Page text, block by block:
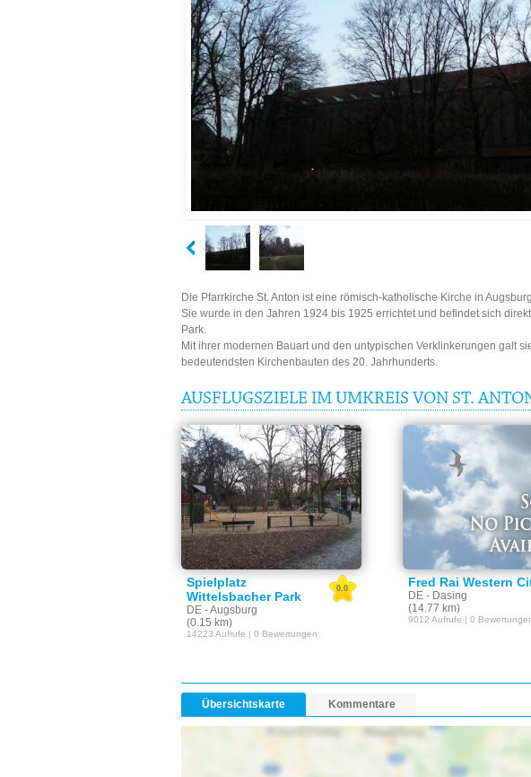
Die Pfarrkirche St. Anton ist eine römisch-katholische Kirche in
Sie wurde in den Jahren 1924 bis 1925 errichtet und befindet sich
Park.
Mit ihrer modernen Bauart und den untypischen Verklinkerungen galt
bedeutendsten Kirchenbauten des 20. Jahrhunderts.
AUSFLUGSZIELE IM UMKREIS VON ST.
Spielplatz
Wittelsbacher Park
DE - Augsburg
(0.15 km)
0.0
14223 Aufrufe | 0 Bewertungen
Fred Rai Western
DE - Dasing
(14.77 km)
9012 Aufrufe | 0
Übersichtskarte Kommentare